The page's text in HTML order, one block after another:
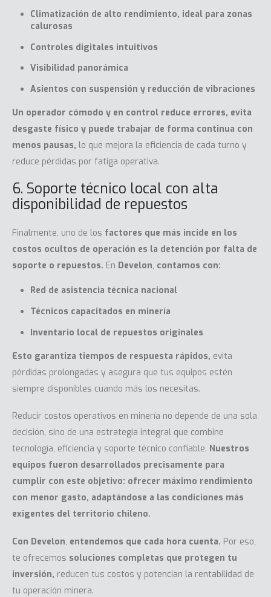
Climatización de alto rendimiento, ideal para zonas
calurosas
Controles digitales intuitivos
Visibilidad panorámica
Asientos con suspensión y reducción de vibraciones
Un operador cómodo y en control reduce errores, evita
desgaste físico y puede trabajar de forma continua con
menos pausas, lo que mejora la eficiencia de cada turno y
reduce pérdidas por fatiga operativa.
6. Soporte técnico local con alta
disponibilidad de repuestos
Finalmente, uno de los factores que más incide en los
costos ocultos de operación es la detención por falta de
soporte o repuestos. En Develon, contamos con:
Red de asistencia técnica nacional
Técnicos capacitados en minería
Inventario local de repuestos originales
Esto garantiza tiempos de respuesta rápidos, evita
pérdidas prolongadas y asegura que tus equipos estén
siempre disponibles cuando más los necesitas.
Reducir costos operativos en minería no depende de una sola
decisión, sino de una estrategia integral que combine
tecnología, eficiencia y soporte técnico confiable. Nuestros
equipos fueron desarrollados precisamente para
cumplir con este objetivo: ofrecer máximo rendimiento
con menor gasto, adaptándose a las condiciones más
exigentes del territorio chileno.
Con Develon, entendemos que cada hora cuenta. Por eso,
te ofrecemos soluciones completas que protegen tu
inversión, reducen tus costos y potencian la rentabilidad de
tu operación minera.